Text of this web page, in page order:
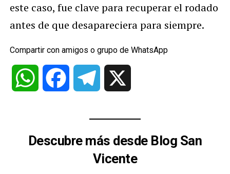
este caso, fue clave para recuperar el rodado
antes de que desapareciera para siempre.
Compartir con amigos o grupo de WhatsApp
WhatsApp Facebook Telegram
Descubre más desde Blog San
Vicente